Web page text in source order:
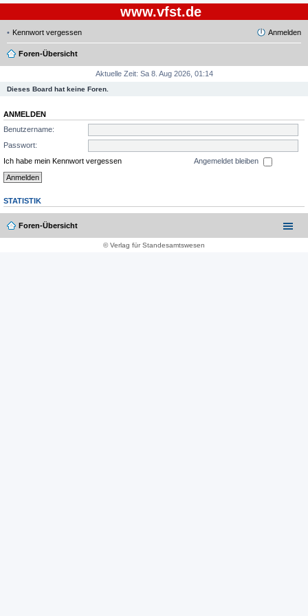
www.vfst.de
Kennwort vergessen Anmelden
Foren-Übersicht
Aktuelle Zeit: Sa 8. Aug 2026, 01:14
Dieses Board hat keine Foren.
ANMELDEN
Benutzername:
Passwort:
Ich habe mein Kennwort vergessen
Angemeldet bleiben
STATISTIK
Foren-Übersicht
© Verlag für Standesamtswesen